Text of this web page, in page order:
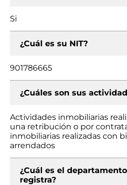
Si
¿Cuál es su NIT?
901786665
¿Cuáles son sus
Actividades inmobiliarias
una retribución o por
inmobiliarias realizadas con
arrendados
¿Cuál es el
registra?